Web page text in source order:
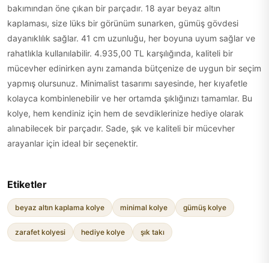
bakımından öne çıkan bir parçadır. 18 ayar beyaz altın
kaplaması, size lüks bir görünüm sunarken, gümüş gövdesi
dayanıklılık sağlar. 41 cm uzunluğu, her boyuna uyum sağlar ve
rahatlıkla kullanılabilir. 4.935,00 TL karşılığında, kaliteli bir
mücevher edinirken aynı zamanda bütçenize de uygun bir seçim
yapmış olursunuz. Minimalist tasarımı sayesinde, her kıyafetle
kolayca kombinlenebilir ve her ortamda şıklığınızı tamamlar. Bu
kolye, hem kendiniz için hem de sevdiklerinize hediye olarak
alınabilecek bir parçadır. Sade, şık ve kaliteli bir mücevher
arayanlar için ideal bir seçenektir.
Etiketler
beyaz altın kaplama kolye minimal kolye gümüş kolye
zarafet kolyesi hediye kolye şık takı